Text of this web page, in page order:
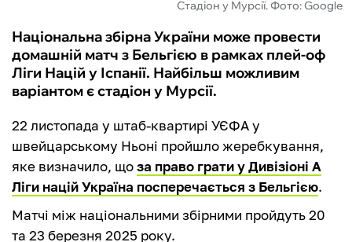
Стадіон у Мурсії. Фото: Google
Національна збірна України може провести
домашній матч з Бельгією в рамках плей-оф
Ліги Націй у Іспанії. Найбільш можливим
варіантом є стадіон у Мурсії.
22 листопада у штаб-квартирі УЄФА у
швейцарському Ньоні пройшло жеребкування,
яке визначило, щоза право грати у Дивізіоні А
Ліги націй Україна посперечається з Бельгією.
Матчі між національними збірними пройдуть 20
та 23 березня 2025 року.